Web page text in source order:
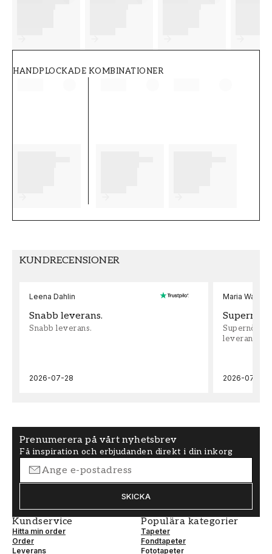
HANDPLOCKADE KOMBINATIONER
KUNDRECENSIONER
Leena Dahlin
Snabb leverans.
Snabb leverans.
2026-07-28
Maria
leveran,
2026-07-22
Prenumerera på vårt nyhetsbrev
Få inspiration och erbjudanden direkt i din inkorg
SKICKA
Kundservice
Hitta min order
Order
Leverans
Populära kategorier
Tapeter
Fondtapeter
Fototapeter